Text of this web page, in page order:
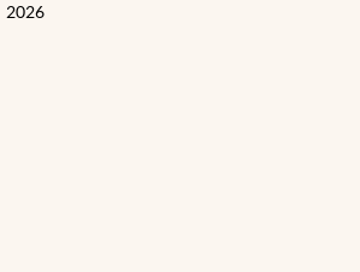
2026